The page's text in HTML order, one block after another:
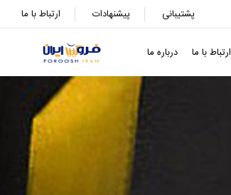
ارتباط با ما پیشنهادات پشتیبانی
ارتباط با ما درباره ما